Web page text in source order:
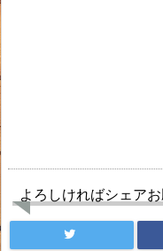
よろしければシェア